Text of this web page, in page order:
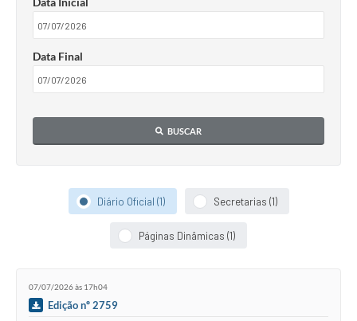
Data Final
BUSCAR
Diário Oficial (1) Secretarias (1)
Páginas Dinâmicas (1)
07/07/2026 às 17h04
Edição nº 2759